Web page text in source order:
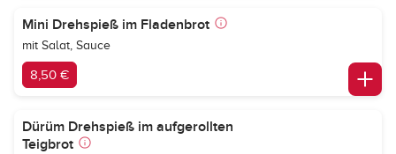
Mini Drehspieß im Fladenbrot
mit Salat, Sauce
8,50 €
Dürüm Drehspieß im aufgerollten
Teigbrot